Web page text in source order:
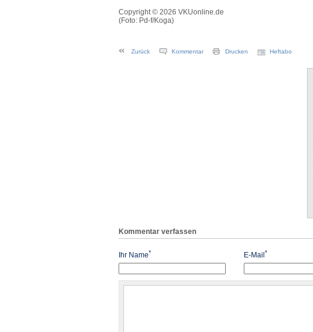
Copyright © 2026 VKUonline.de
(Foto: Pd-f/Koga)
Zurück Kommentar Drucken Heftabo
Kommentar verfassen
Ihr Name* E-Mail*